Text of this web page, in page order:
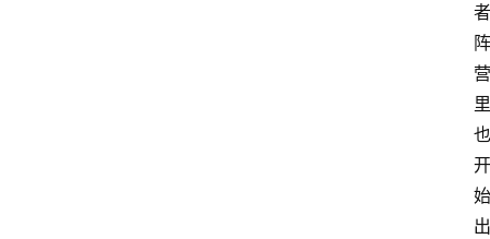
者
阵
营
里
也
开
始
出